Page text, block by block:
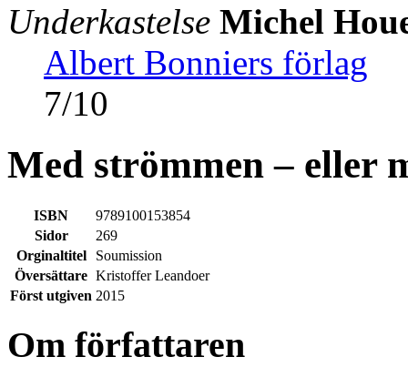
Underkastelse Michel
Albert Bonniers förlag
7/10
Med strömmen – eller
ISBN
9789100153854
Sidor
269
Orginaltitel
Soumission
Översättare Kristoffer Leandoer
Först utgiven 2015
Om författaren